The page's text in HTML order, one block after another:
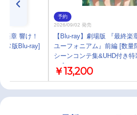
楽章 響け！
常版Blu-ray]
予約
2026/09/02 発売
【Blu-ray】劇場版 『最終楽
ユーフォニアム』前編 [数量
シーンコンテ集&UHD付き特
ray]
￥13,200